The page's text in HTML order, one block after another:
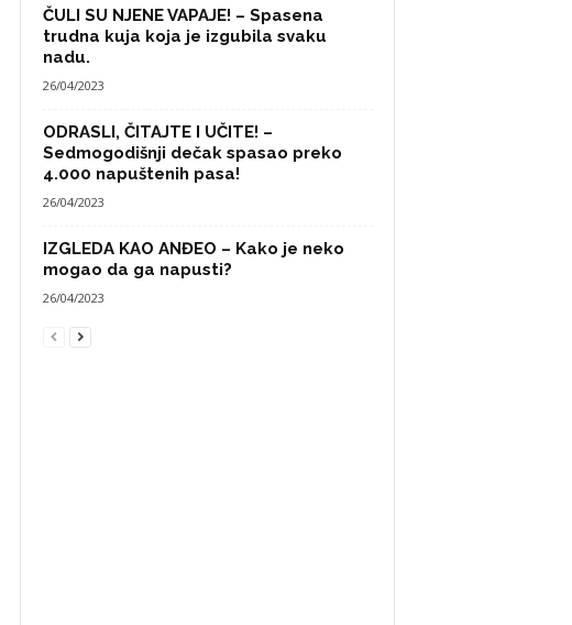
ČULI SU NJENE VAPAJE! – Spasena
trudna kuja koja je izgubila svaku
nadu.
26/04/2023
ODRASLI, ČITAJTE I UČITE! –
Sedmogodišnji dečak spasao preko
4.000 napuštenih pasa!
26/04/2023
IZGLEDA KAO ANĐEO – Kako je neko
mogao da ga napusti?
26/04/2023